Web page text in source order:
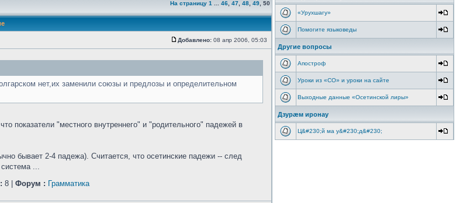
На страницу 1 46 47 48 49 50
Добавлено: 08 апр 2006, 05:03
нет,их заменили союзы и предлозы и определительном
показатели "местного внутреннего" и "родительного" падежей в
бывает 2-4 падежа). Считается, что осетинские падежи -- след
...
8 | Форум : Грамматика
«Урухшагу»
Помогите языковеды
Другие вопросы
Апостроф
Уроки из «СО» и уроки на сайте
Выходные данные «Осетинской лиры»
Дзурæм иронау
Ц&#230;й ма у&#230;д&#230;